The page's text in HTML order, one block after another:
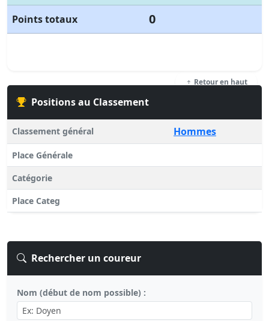
Points totaux
0
Retour en haut
Positions au Classement
Classement général Hommes
Place Générale
Catégorie
Place Categ
Rechercher un coureur
Nom (début de nom possible) :